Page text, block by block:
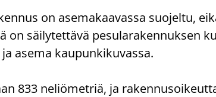
on ase­ma­kaa­vas­sa suo­jel­tu,
on säi­ly­tet­tä­vä pe­su­la­ra­ken­nuk­sen
asema kau­pun­ki­ku­vas­sa.
833 ne­liö­met­riä, ja